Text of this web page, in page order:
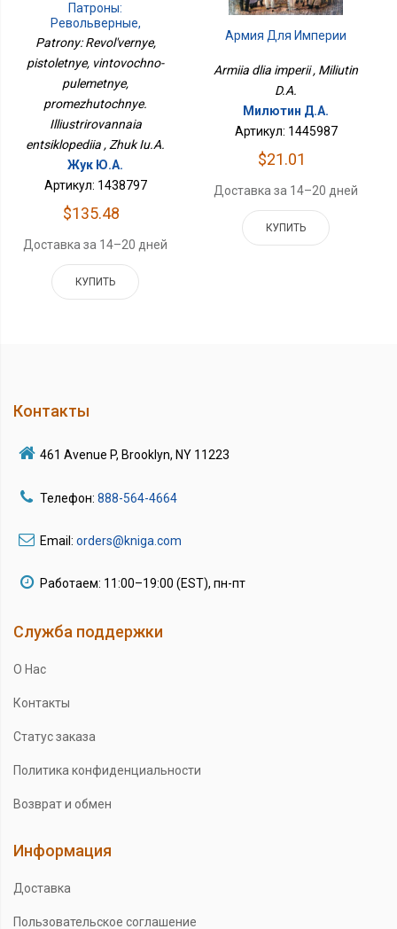
Патроны:
Револьверные,
Пистолетные,
Винтовочно-
Пулеметные,
Промежуточные.
Иллюстрированная
Энциклопедия
Patrony: Revol'vernye,
pistoletnye, vintovochno-
pulemetnye,
promezhutochnye.
Illiustrirovannaia
entsiklopediia , Zhuk Iu.A.
Жук Ю.А.
Артикул: 1438797
$135.48
Доставка за 14–20 дней
КУПИТЬ
Армия Для Империи
Armiia dlia imperii , Miliutin
D.A.
Милютин Д.А.
Артикул: 1445987
$21.01
Доставка за 14–20 дней
КУПИТЬ
Контакты
461 Avenue P, Brooklyn, NY 11223
Телефон: 888-564-4664
Email: orders@kniga.com
Работаем: 11:00–19:00 (EST), пн-пт
Служба поддержки
О Нас
Контакты
Статус заказа
Политика конфиденциальности
Возврат и обмен
Информация
Доставка
Пользовательское соглашение